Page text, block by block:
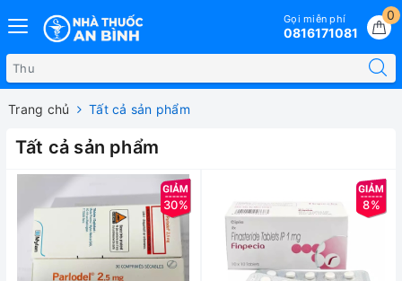
0
Gọi miễn phí
0816171081
Trang chủ Tất cả sản phẩm
Tất cả sản phẩm
30% 8%